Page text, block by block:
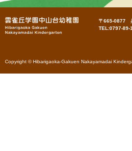
〒665-0877
TEL:0797-
Copyright © Hibarigaoka-Gakuen Nakayamadai